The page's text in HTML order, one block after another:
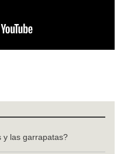
y las garrapatas?